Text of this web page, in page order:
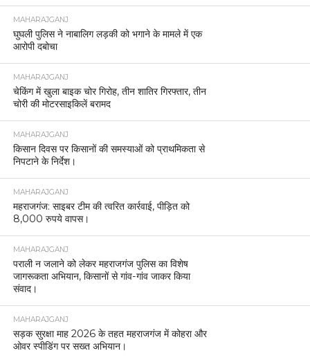
MAHARAJGANJ
घुघली पुलिस ने नाबालिग लड़की को भगाने के मामले में एक
आरोपी दबोचा
MAHARAJGANJ
चेकिंग में खुला बाइक चोर गिरोह, तीन शातिर गिरफ्तार, तीन
चोरी की मोटरसाइकिलें बरामद
MAHARAJGANJ
किसान दिवस पर किसानों की समस्याओं को प्राथमिकता से
निपटाने के निर्देश।
MAHARAJGANJ
महराजगंज: साइबर टीम की त्वरित कार्रवाई, पीड़ित को
8,000 रुपये वापस।
MAHARAJGANJ
पराली न जलाने को लेकर महराजगंज पुलिस का विशेष
जागरूकता अभियान, किसानों से गांव-गांव जाकर किया
संवाद।
MAHARAJGANJ
सड़क सुरक्षा माह 2026 के तहत महराजगंज में कोहरा और
ओवर स्पीडिंग पर सख्त अभियान।